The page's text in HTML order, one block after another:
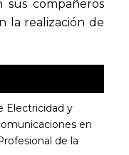
sus compañeros
la realización de
Electricidad y
en
de la